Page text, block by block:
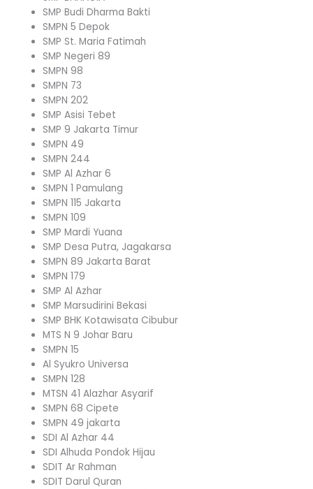
SMP Budi Dharma Bakti
SMPN 5 Depok
SMP St. Maria Fatimah
SMP Negeri 89
SMPN 98
SMPN 73
SMPN 202
SMP Asisi Tebet
SMP 9 Jakarta Timur
SMPN 49
SMPN 244
SMP Al Azhar 6
SMPN 1 Pamulang
SMPN 115 Jakarta
SMPN 109
SMP Mardi Yuana
SMP Desa Putra, Jagakarsa
SMPN 89 Jakarta Barat
SMPN 179
SMP Al Azhar
SMP Marsudirini Bekasi
SMP BHK Kotawisata Cibubur
MTS N 9 Johar Baru
SMPN 15
Al Syukro Universa
SMPN 128
MTSN 41 Alazhar Asyarif
SMPN 68 Cipete
SMPN 49 jakarta
SDI Al Azhar 44
SDI Alhuda Pondok Hijau
SDIT Ar Rahman
SDIT Darul Quran